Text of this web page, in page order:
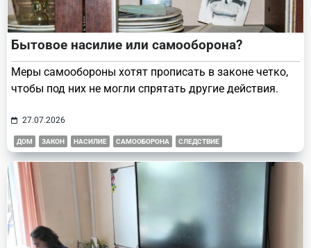
Бытовое насилие или самооборона?
Меры самообороны хотят прописать в законе четко,
чтобы под них не могли спрятать другие действия.
27.07.2026
ДОМ ЗАКОН НАСИЛИЕ САМООБОРОНА СЛЕДСТВИЕ